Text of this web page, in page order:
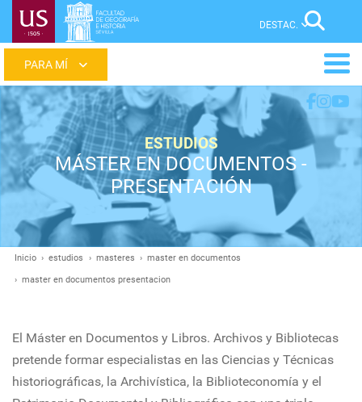
Pasar
menu
ESTUDIOS
MÁSTER EN DOCUMENTOS -
PRESENTACIÓN
Ruta
de
Inicio estudios masteres master en documentos
master en documentos presentacion
El Máster en Documentos y Libros. Archivos y Bibliotecas
pretende formar especialistas en las Ciencias y Técnicas
historiográficas, la Archivística, la Biblioteconomía y el